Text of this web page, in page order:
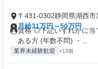
〒431-0302静岡県湖西市
月給31万円～50万円
資格 ◎下記いずれかに当
ある方 (年数不問) ・...
業界未経験歓迎 +13個